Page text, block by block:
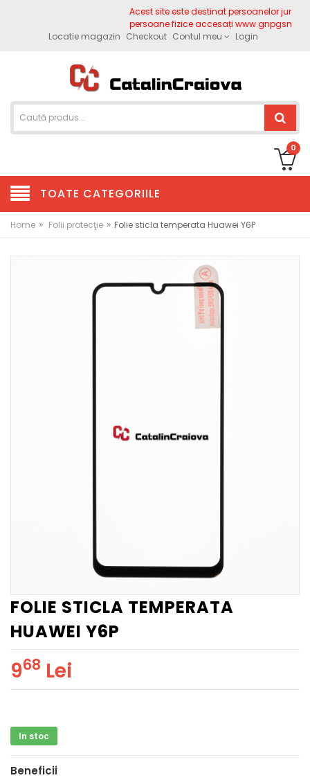
Acest site este destinat persoanelor juridice.
persoane fizice accesați www.gnpgsm.ro
Locatie magazin Checkout Contul meu Login
0
TOATE CATEGORIILE
Home » Folii protecţie » Folie sticla temperata Huawei Y6P
FOLIE STICLA TEMPERATA
HUAWEI Y6P
968 Lei
In stoc
Beneficii